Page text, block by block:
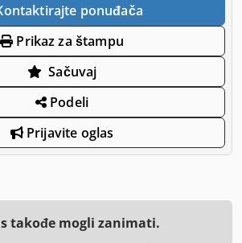
ponuđača
Prikaz za štampu
Sačuvaj
Podeli
Prijavite oglas
takođe mogli zanimati.